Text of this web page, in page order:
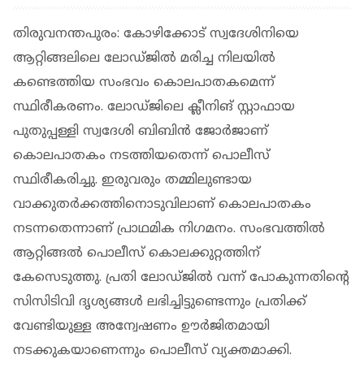
തിരുവനന്തപുരം: കോഴിക്കോട് സ്വദേശിനിയെ
ആറ്റിങ്ങലിലെ ലോഡ്ജിൽ മരിച്ച നിലയില്‍
കണ്ടെത്തിയ സംഭവം കൊലപാതകമെന്ന്
സ്ഥിരീകരണം. ലോഡ്ജിലെ ക്ലീനിങ് സ്റ്റാഫായ
പുതുപ്പള്ളി സ്വദേശി ബിബിന്‍ ജോര്‍ജാണ്
കൊലപാതകം നടത്തിയതെന്ന് പൊലീസ്
സ്ഥിരീകരിച്ചു. ഇരുവരും തമ്മിലുണ്ടായ
വാക്കുതര്‍ക്കത്തിനൊടുവിലാണ് കൊലപാതകം
നടന്നതെന്നാണ് പ്രാഥമിക നിഗമനം. സംഭവത്തില്‍
ആറ്റിങ്ങല്‍ പൊലീസ് കൊലക്കുറ്റത്തിന്
കേസെടുത്തു. പ്രതി ലോഡ്ജില്‍ വന്ന് പോകുന്നതിന്റെ
സിസിടിവി ദൃശ്യങ്ങള്‍ ലഭിച്ചിട്ടുണ്ടെന്നും പ്രതിക്ക്
വേണ്ടിയുള്ള അന്വേഷണം ഊര്‍ജിതമായി
നടക്കുകയാണെന്നും പൊലീസ് വ്യക്തമാക്കി.